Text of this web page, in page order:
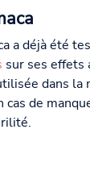
a déjà été
sur ses effets
dans la
de